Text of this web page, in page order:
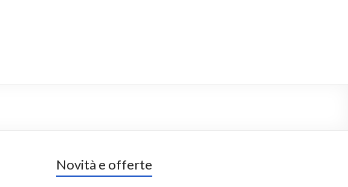
Novità e offerte